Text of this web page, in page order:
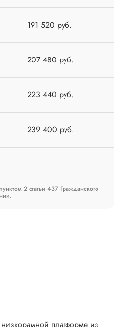
191 520 руб.
207 480 руб.
223 440 руб.
239 400 руб.
2 статьи 437 Гражданского
низкорамной платформе из